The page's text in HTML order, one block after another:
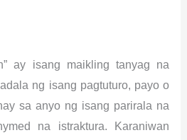
ay isang maikling tanyag na
ng isang pagtuturo, payo o
sa anyo ng isang parirala na
na istraktura. Karaniwan